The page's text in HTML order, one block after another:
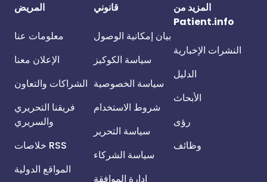
المريض
معلومات عنا
الإعلان معنا
الشراكات والتعاون
فريقنا التحريري
والسريري
خلاصات RSS
المواقع الدولية
قانوني
بيان إمكانية الوصول
سياسة الكوكيز
سياسة الخصوصية
شروط الاستخدام
سياسة التحرير
سياسة الشركاء
إدارة الموافقة
المزيد من
Patient.info
النشرات الإخبارية
الدليل
الأبحاث
رؤى
وظائف